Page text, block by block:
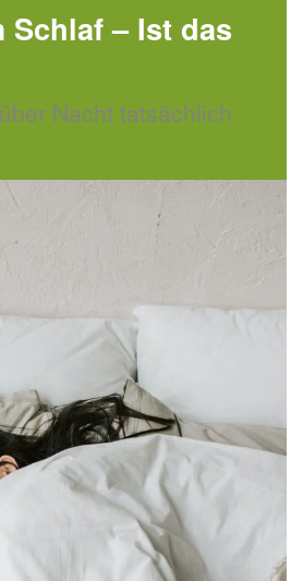
Schlaf – Ist das
Nacht tatsächlich